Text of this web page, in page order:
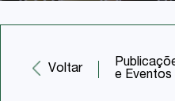
Voltar
e Eventos